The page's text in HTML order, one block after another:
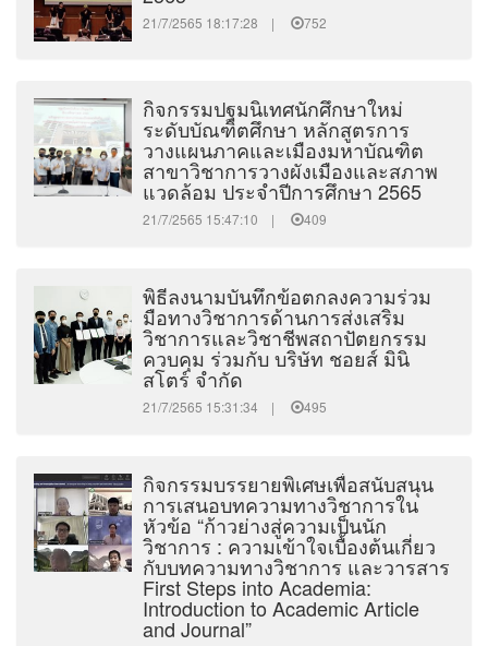
21/7/2565 18:17:28 | 752
กิจกรรมปฐมนิเทศนักศึกษาใหม่
ระดับบัณฑิตศึกษา หลักสูตรการ
วางแผนภาคและเมืองมหาบัณฑิต
สาขาวิชาการวางผังเมืองและสภาพ
แวดล้อม ประจำปีการศึกษา 2565
21/7/2565 15:47:10 | 409
พิธีลงนามบันทึกข้อตกลงความร่วม
มือทางวิชาการด้านการส่งเสริม
วิชาการและวิชาชีพสถาปัตยกรรม
ควบคุม ร่วมกับ บริษัท ชอยส์ มินิ
สโตร์ จำกัด
21/7/2565 15:31:34 | 495
กิจกรรมบรรยายพิเศษเพื่อสนับสนุน
การเสนอบทความทางวิชาการใน
หัวข้อ “ก้าวย่างสู่ความเป็นนัก
วิชาการ : ความเข้าใจเบื้องต้นเกี่ยว
กับบทความทางวิชาการ และวารสาร
First Steps into Academia:
Introduction to Academic Article
and Journal”